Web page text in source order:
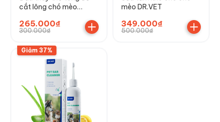
cắt lông chó mèo
265.000₫
300.000₫
mèo DR.VET
349.000₫
500.000₫
Giảm 37%